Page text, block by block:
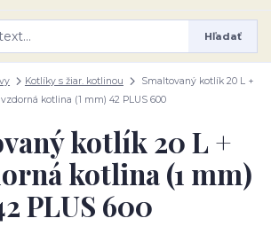
Hľadať
Kotlíky s žiar. kotlinou
Smaltovaný kotlík 20 L +
kotlina (1 mm) 42 PLUS 600
kotlík 20 L +
kotlina (1 mm)
PLUS 600